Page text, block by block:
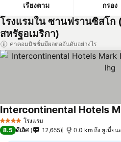
เรียงตาม กรอง
โรงแรมใน ซานฟรานซิสโก
สหรัฐอเมริกา)
ค่าคอมมิชชั่นมีผลต่ออันดับอย่างไร
4 ดาว โรงแรม
ดูราคา
8.5 ดีเลิศ 12,655 0.0 km ถึง ยูเนี่ยน